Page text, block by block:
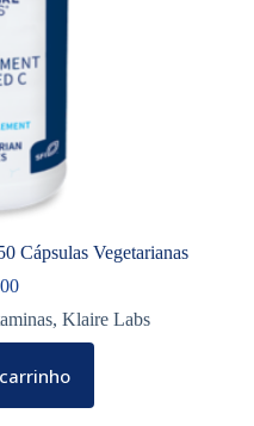
Cápsulas Vegetarianas
,Klaire Labs